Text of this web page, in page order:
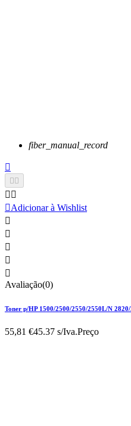
fiber_manual_record


 
Adicionar à Wishlist





Avaliação(0)
Toner p/HP 1500/2500/2550/2550L/N
55,81 €45.37 s/Iva.Preço